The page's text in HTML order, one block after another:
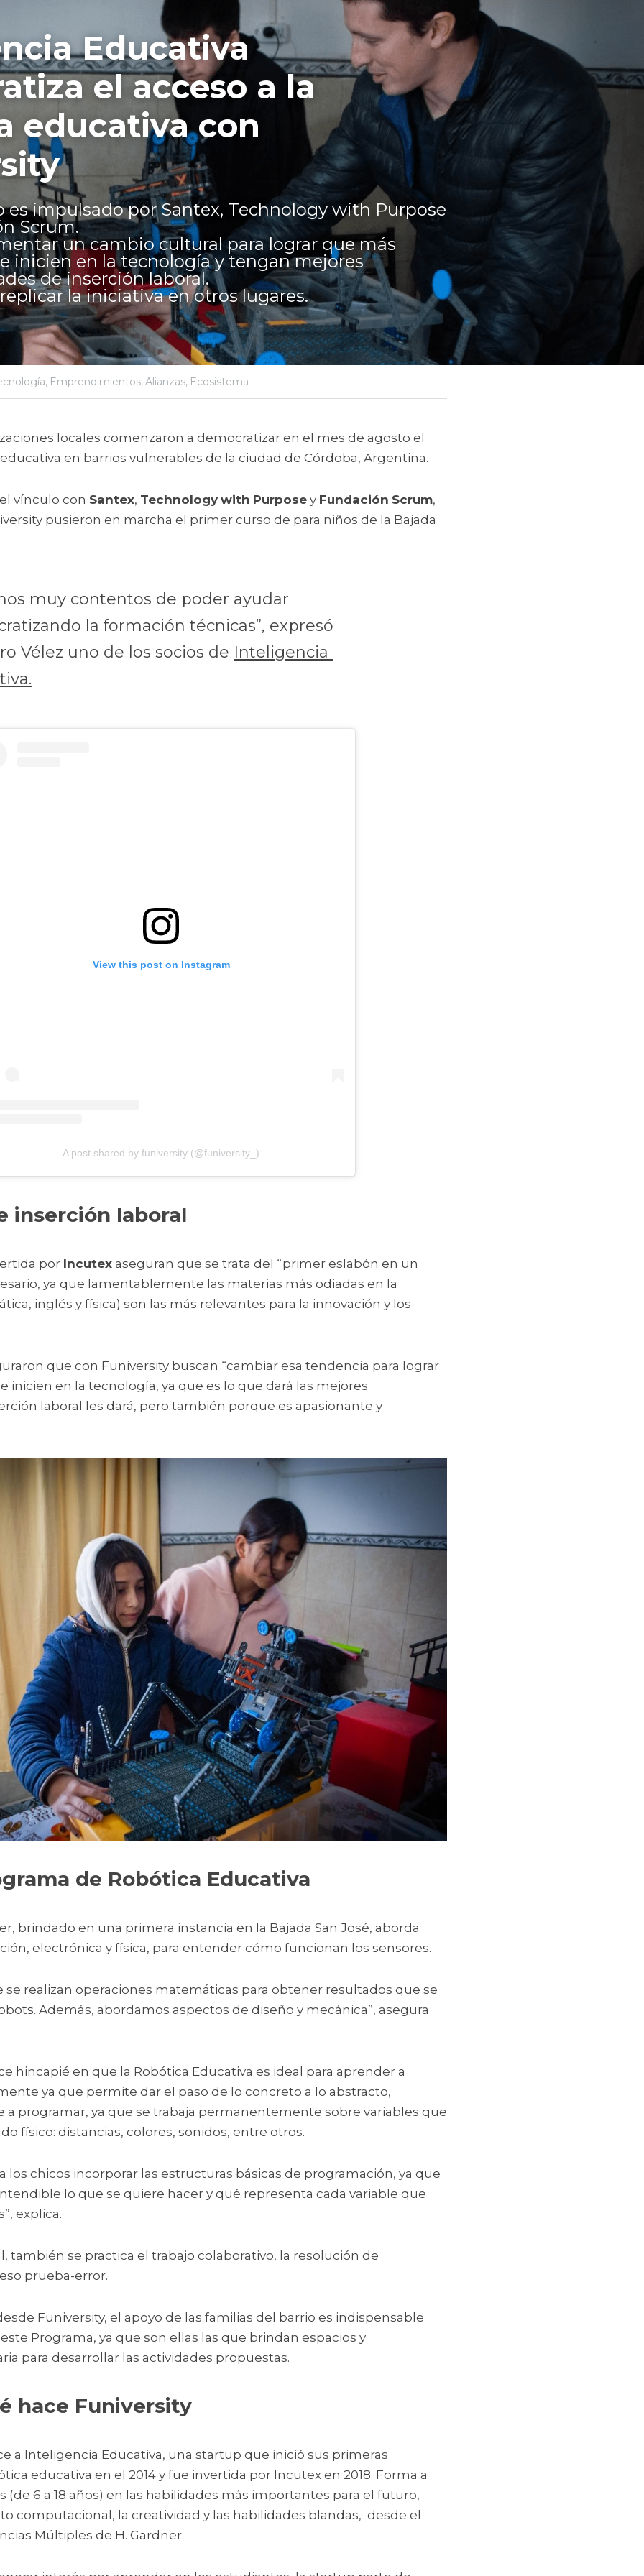
Educativa
el acceso a la
educativa con
es impulsado por Santex, Technology with Purpose
Scrum.
un cambio cultural para lograr que más
inicien en la tecnología y tengan mejores
de inserción laboral.
la iniciativa en otros lugares.
Emprendimientos,Alianzas, Ecosistema
locales comenzaron a democratizar en el mes de agosto el
en barrios vulnerables de la ciudad de Córdoba, Argentina.
vínculo con Santex, Technology with Purpose y Fundación Scrum,
pusieron en marcha el primer curso de para niños de la Bajada
muy contentos de poder ayudar
la formación técnicas”, expresó
Vélez uno de los socios de Inteligencia
View this post on Instagram
A post shared by funiversity (@funiversity_)
inserción laboral
por Incutex aseguran que se trata del “primer eslabón en un
ya que lamentablemente las materias más odiadas en la
inglés y física) son las más relevantes para la innovación y los
que con Funiversity buscan “cambiar esa tendencia para lograr
inicien en la tecnología, ya que es lo que dará las mejores
laboral les dará, pero también porque es apasionante y
de Robótica Educativa
brindado en una primera instancia en la Bajada San José, aborda
electrónica y física, para entender cómo funcionan los sensores.
realizan operaciones matemáticas para obtener resultados que se
Además, abordamos aspectos de diseño y mecánica”, asegura
hincapié en que la Robótica Educativa es ideal para aprender a
ya que permite dar el paso de lo concreto a lo abstracto,
a programar, ya que se trabaja permanentemente sobre variables que
físico: distancias, colores, sonidos, entre otros.
los chicos incorporar las estructuras básicas de programación, ya que
lo que se quiere hacer y qué representa cada variable que
explica.
también se practica el trabajo colaborativo, la resolución de
prueba-error.
Funiversity, el apoyo de las familias del barrio es indispensable
Programa, ya que son ellas las que brindan espacios y
para desarrollar las actividades propuestas.
hace Funiversity
a Inteligencia Educativa, una startup que inició sus primeras
educativa en el 2014 y fue invertida por Incutex en 2018. Forma a
(de 6 a 18 años) en las habilidades más importantes para el futuro,
computacional, la creatividad y las habilidades blandas,  desde el
Múltiples de H. Gardner.